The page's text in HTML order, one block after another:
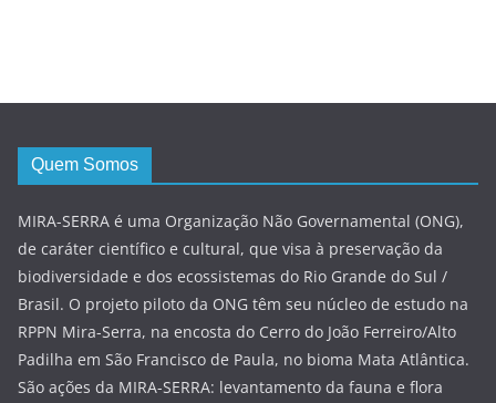
Quem Somos
MIRA-SERRA é uma Organização Não Governamental (ONG),
de caráter científico e cultural, que visa à preservação da
biodiversidade e dos ecossistemas do Rio Grande do Sul /
Brasil. O projeto piloto da ONG têm seu núcleo de estudo na
RPPN Mira-Serra, na encosta do Cerro do João Ferreiro/Alto
Padilha em São Francisco de Paula, no bioma Mata Atlântica.
São ações da MIRA-SERRA: levantamento da fauna e flora